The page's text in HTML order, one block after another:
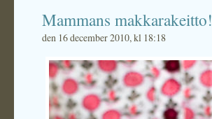
Mammans makkarakeitto!
den 16 december 2010, kl 18:18